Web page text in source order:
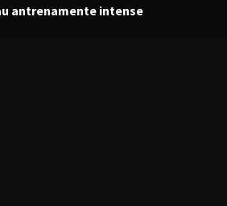
antrenamente intense